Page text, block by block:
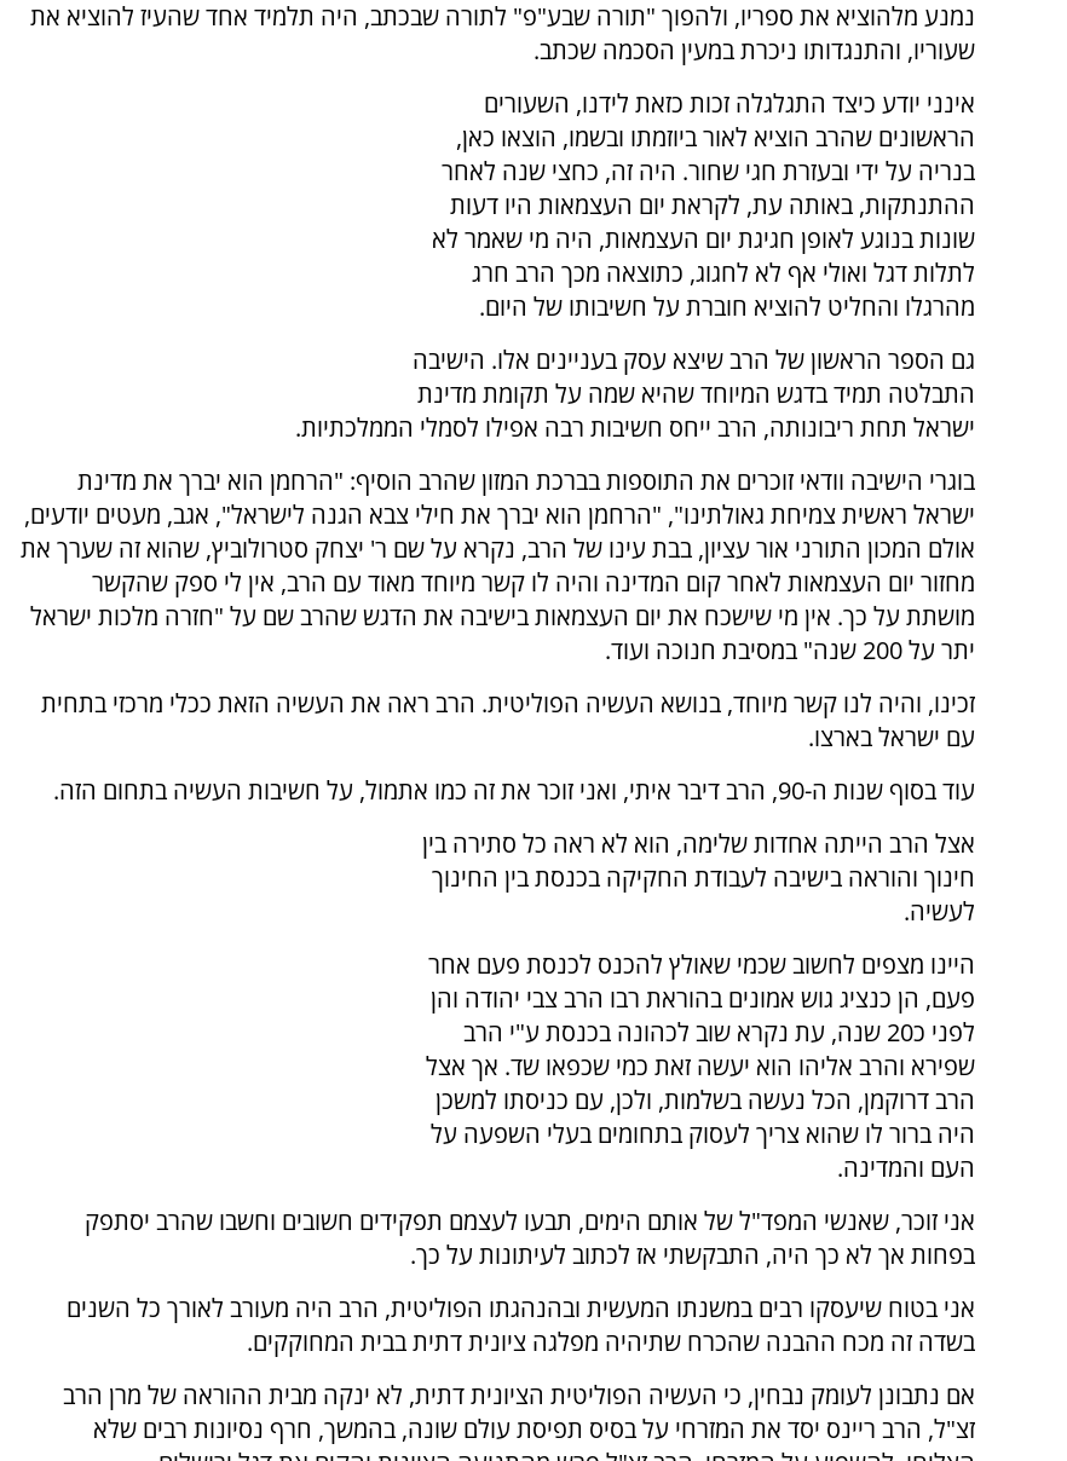
נמנע מלהוציא את ספריו, ולהפוך "תורה שבע"פ" לתורה שבכתב, היה תלמיד אחד שהעיז להוציא את
שעוריו, והתנגדותו ניכרת במעין הסכמה שכתב.
אינני יודע כיצד התגלגלה זכות כזאת לידנו, השעורים
הראשונים שהרב הוציא לאור ביוזמתו ובשמו, הוצאו כאן,
בנריה על ידי ובעזרת חגי שחור. היה זה, כחצי שנה לאחר
ההתנתקות, באותה עת, לקראת יום העצמאות היו דעות
שונות בנוגע לאופן חגיגת יום העצמאות, היה מי שאמר לא
לתלות דגל ואולי אף לא לחגוג, כתוצאה מכך הרב חרג
מהרגלו והחליט להוציא חוברת על חשיבותו של היום.
גם הספר הראשון של הרב שיצא עסק בעניינים אלו. הישיבה
התבלטה תמיד בדגש המיוחד שהיא שמה על תקומת מדינת
ישראל תחת ריבונותה, הרב ייחס חשיבות רבה אפילו לסמלי הממלכתיות.
בוגרי הישיבה וודאי זוכרים את התוספות בברכת המזון שהרב הוסיף: "הרחמן הוא יברך את מדינת
ישראל ראשית צמיחת גאולתינו", "הרחמן הוא יברך את חילי צבא הגנה לישראל", אגב, מעטים יודעים,
אולם המכון התורני אור עציון, בבת עינו של הרב, נקרא על שם ר' יצחק סטרולוביץ, שהוא זה שערך את
מחזור יום העצמאות לאחר קום המדינה והיה לו קשר מיוחד מאוד עם הרב, אין לי ספק שהקשר
מושתת על כך. אין מי שישכח את יום העצמאות בישיבה את הדגש שהרב שם על "חזרה מלכות ישראל
יתר על 200 שנה" במסיבת חנוכה ועוד.
זכינו, והיה לנו קשר מיוחד, בנושא העשיה הפוליטית. הרב ראה את העשיה הזאת ככלי מרכזי בתחית
עם ישראל בארצו.
עוד בסוף שנות ה-90, הרב דיבר איתי, ואני זוכר את זה כמו אתמול, על חשיבות העשיה בתחום הזה.
אצל הרב הייתה אחדות שלימה, הוא לא ראה כל סתירה בין
חינוך והוראה בישיבה לעבודת החקיקה בכנסת בין החינוך
לעשיה.
היינו מצפים לחשוב שכמי שאולץ להכנס לכנסת פעם אחר
פעם, הן כנציג גוש אמונים בהוראת רבו הרב צבי יהודה והן
לפני כ20 שנה, עת נקרא שוב לכהונה בכנסת ע"י הרב
שפירא והרב אליהו הוא יעשה זאת כמי שכפאו שד. אך אצל
הרב דרוקמן, הכל נעשה בשלמות, ולכן, עם כניסתו למשכן
היה ברור לו שהוא צריך לעסוק בתחומים בעלי השפעה על
העם והמדינה.
אני זוכר, שאנשי המפד"ל של אותם הימים, תבעו לעצמם תפקידים חשובים וחשבו שהרב יסתפק
בפחות אך לא כך היה, התבקשתי אז לכתוב לעיתונות על כך.
אני בטוח שיעסקו רבים במשנתו המעשית ובהנהגתו הפוליטית, הרב היה מעורב לאורך כל השנים
בשדה זה מכח ההבנה שהכרח שתיהיה מפלגה ציונית דתית בבית המחוקקים.
אם נתבונן לעומק נבחין, כי העשיה הפוליטית הציונית דתית, לא ינקה מבית ההוראה של מרן הרב
זצ"ל, הרב ריינס יסד את המזרחי על בסיס תפיסת עולם שונה, בהמשך, חרף נסיונות רבים שלא